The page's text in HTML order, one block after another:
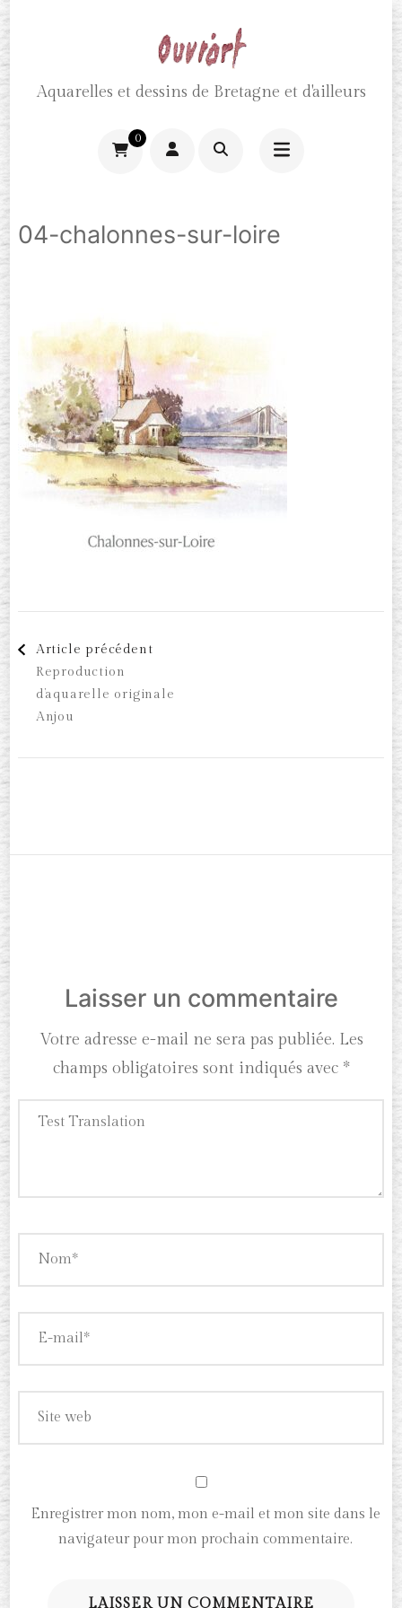
(Pressez
Aquarelles et dessins de Bretagne et d'ailleurs
0
04-chalonnes-sur-loire
Navigation
d'article
Article précédent
Reproduction
d’aquarelle originale
Anjou
Laisser un commentaire
Votre adresse e-mail ne sera pas publiée. Les
champs obligatoires sont indiqués avec *
Enregistrer mon nom, mon e-mail et mon site dans le
navigateur pour mon prochain commentaire.